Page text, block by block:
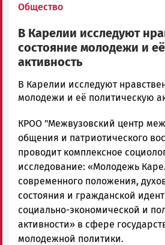
Общество
В Карелии исследуют
состояние молодежи и
активность
admintimur
Новости
и
Карелии
|
Петрозаводск
ГОВОРИТ
В Карелии исследуют
молодежи и её политическую
КРОО "Межвузовский центр
общения и патриотического
проводит комплексное
исследование: «Молодежь
современного положения,
состояния и гражданской
социально-экономической и
активности» в сфере
молодежной политики.